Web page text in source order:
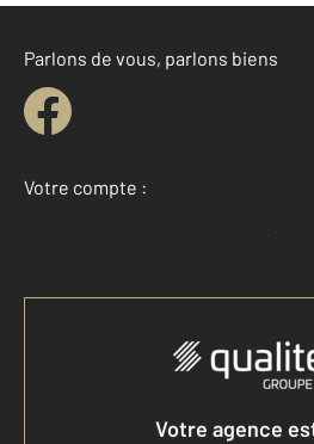
Parlons de vous, parlons biens
Votre compte :
Accéder à mon
Votre agence